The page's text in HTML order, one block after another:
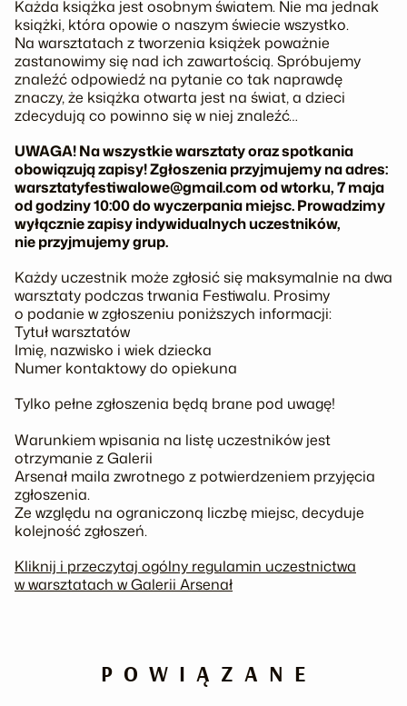
Każda książka jest osobnym światem. Nie ma jednak
książki, która opowie o naszym świecie wszystko.
Na warsztatach z tworzenia książek poważnie
zastanowimy się nad ich zawartością. Spróbujemy
znaleźć odpowiedź na pytanie co tak naprawdę
znaczy, że książka otwarta jest na świat, a dzieci
zdecydują co powinno się w niej znaleźć…
UWAGA! Na wszystkie warsztaty oraz spotkania
obowiązują zapisy! Zgłoszenia przyjmujemy na adres:
warsztatyfestiwalowe@gmail.com od wtorku, 7 maja
od godziny 10:00 do wyczerpania miejsc. Prowadzimy
wyłącznie zapisy indywidualnych uczestników,
nie przyjmujemy grup.
Każdy uczestnik może zgłosić się maksymalnie na dwa
warsztaty podczas trwania Festiwalu. Prosimy
o podanie w zgłoszeniu poniższych informacji:
Tytuł warsztatów
Imię, nazwisko i wiek dziecka
Numer kontaktowy do opiekuna
Tylko pełne zgłoszenia będą brane pod uwagę!
Warunkiem wpisania na listę uczestników jest
otrzymanie z Galerii
Arsenał maila zwrotnego z potwierdzeniem przyjęcia
zgłoszenia.
Ze względu na ograniczoną liczbę miejsc, decyduje
kolejność zgłoszeń.
Kliknij i przeczytaj ogólny regulamin uczestnictwa
w warsztatach w Galerii Arsenał
POWIĄZANE